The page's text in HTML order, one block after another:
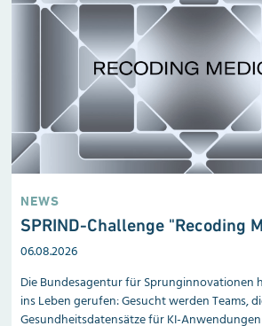
NEWS
SPRIND-Challenge "Recoding
06.08.2026
Die Bundesagentur für Sprunginnovationen
ins Leben gerufen: Gesucht werden Teams,
Gesundheitsdatensätze für KI-